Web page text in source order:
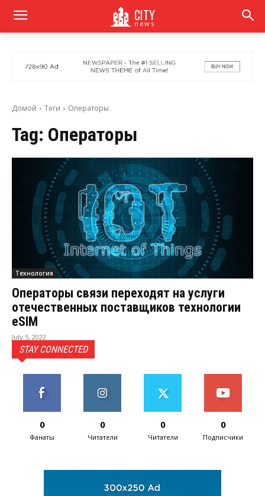
CITY
news
Домой Теги Операторы
Tag: Операторы
Технология
Операторы связи переходят на услуги
отечественных поставщиков технологии
eSIM
July 5, 2022
STAY CONNECTED
0
Фанаты
0
Читатели
0
Читатели
0
Подписчики